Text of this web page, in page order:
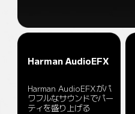
Harman AudioEFX
Harman AudioEFXがパ
ワフルなサウンドでパー
ティを盛り上げる